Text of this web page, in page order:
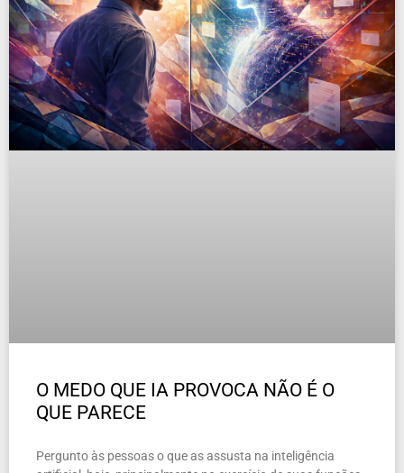
O MEDO QUE IA PROVOCA NÃO É O
QUE PARECE
Pergunto às pessoas o que as assusta na inteligência